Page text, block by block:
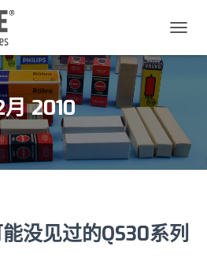
换
月 2010
没见过的QS30系列